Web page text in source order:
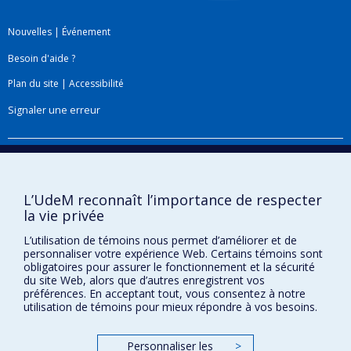
Nouvelles | Événement
Besoin d'aide ?
Plan du site | Accessibilité
Signaler une erreur
L’UdeM reconnaît l’importance de respecter
la vie privée
L’utilisation de témoins nous permet d’améliorer et de
personnaliser votre expérience Web. Certains témoins sont
obligatoires pour assurer le fonctionnement et la sécurité
du site Web, alors que d’autres enregistrent vos
préférences. En acceptant tout, vous consentez à notre
utilisation de témoins pour mieux répondre à vos besoins.
Personnaliser les >